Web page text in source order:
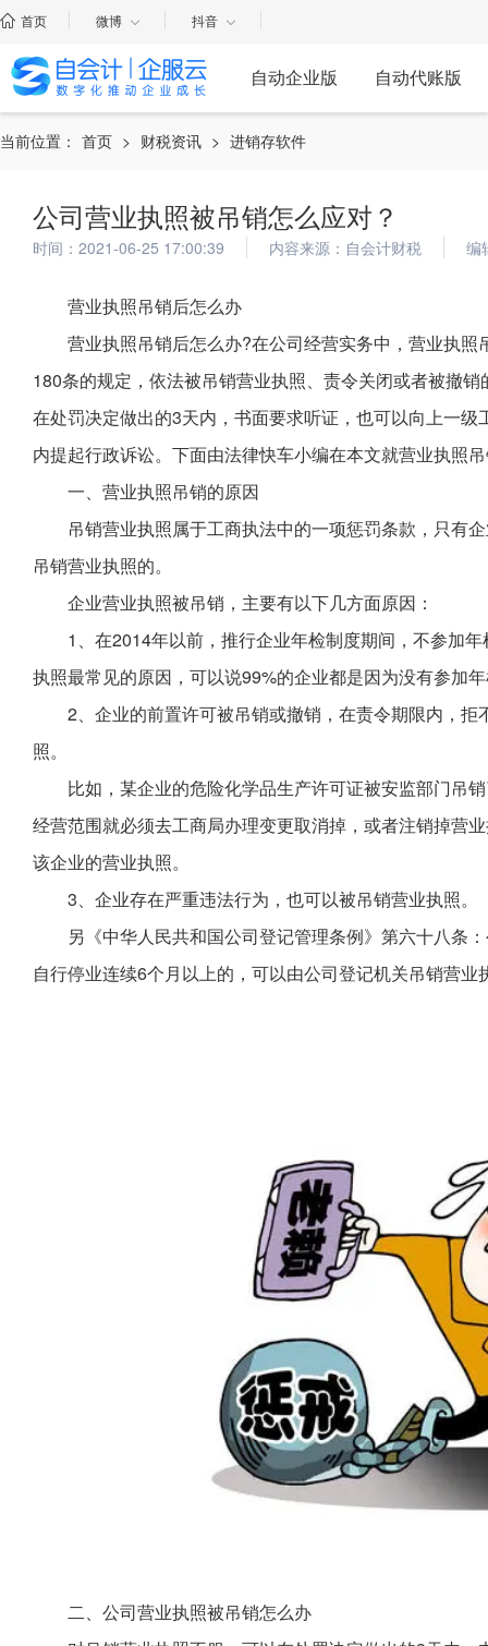
首页 微博 抖音
自动企业版 自动代账版
当前位置： 首页 > 财税资讯 > 进销存软件
公司营业执照被吊销怎么应对？
时间：2021-06-25 17:00:39 内容来源：自会计财税 编
营业执照吊销后怎么办
营业执照吊销后怎么办?在公司经营实务中，营业执
180条的规定，依法被吊销营业执照、责令关闭或者被撤
在处罚决定做出的3天内，书面要求听证，也可以向上一
内提起行政诉讼。下面由法律快车小编在本文就营业执照
一、营业执照吊销的原因
吊销营业执照属于工商执法中的一项惩罚条款，只有
吊销营业执照的。
企业营业执照被吊销，主要有以下几方面原因：
1、在2014年以前，推行企业年检制度期间，不参加
执照最常见的原因，可以说99%的企业都是因为没有参加
2、企业的前置许可被吊销或撤销，在责令期限内，
照。
比如，某企业的危险化学品生产许可证被安监部门吊
经营范围就必须去工商局办理变更取消掉，或者注销掉营
该企业的营业执照。
3、企业存在严重违法行为，也可以被吊销营业执照。
另《中华人民共和国公司登记管理条例》第六十八条
自行停业连续6个月以上的，可以由公司登记机关吊销营业
二、公司营业执照被吊销怎么办